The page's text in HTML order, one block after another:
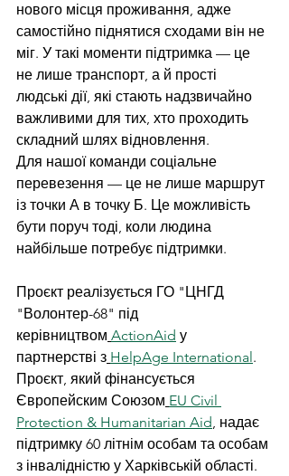
нового місця проживання, адже
самостійно піднятися сходами він не
міг. У такі моменти підтримка — це
не лише транспорт, а й прості
людські дії, які стають надзвичайно
важливими для тих, хто проходить
складний шлях відновлення.
Для нашої команди соціальне
перевезення — це не лише маршрут
із точки А в точку Б. Це можливість
бути поруч тоді, коли людина
найбільше потребує підтримки.
Проєкт реалізується ГО "ЦНГД
"Волонтер-68" під
керівництвом ActionAid у
партнерстві з HelpAge International.
Проєкт, який фінансується
Європейским Союзом EU Civil
Protection & Humanitarian Aid, надає
підтримку 60 літнім особам та особам
з інвалідністю у Харківській області.